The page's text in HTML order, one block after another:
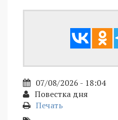
07/08/2026 - 18:04
Повестка дня
Печать